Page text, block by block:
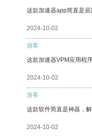
这款加速器app简直是
2024-10-02
游客
这款加速器VPM应用程
2024-10-02
游客
这款软件简直是神器，
2024-10-02